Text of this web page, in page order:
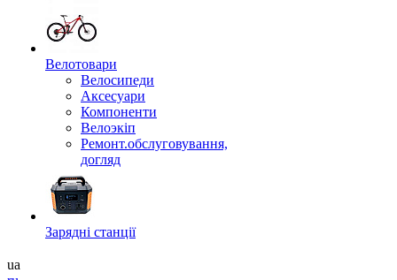
Велотовари
Велосипеди
Аксесуари
Компоненти
Велоэкіп
Ремонт.обслуговування,
догляд
Зарядні станції
ua